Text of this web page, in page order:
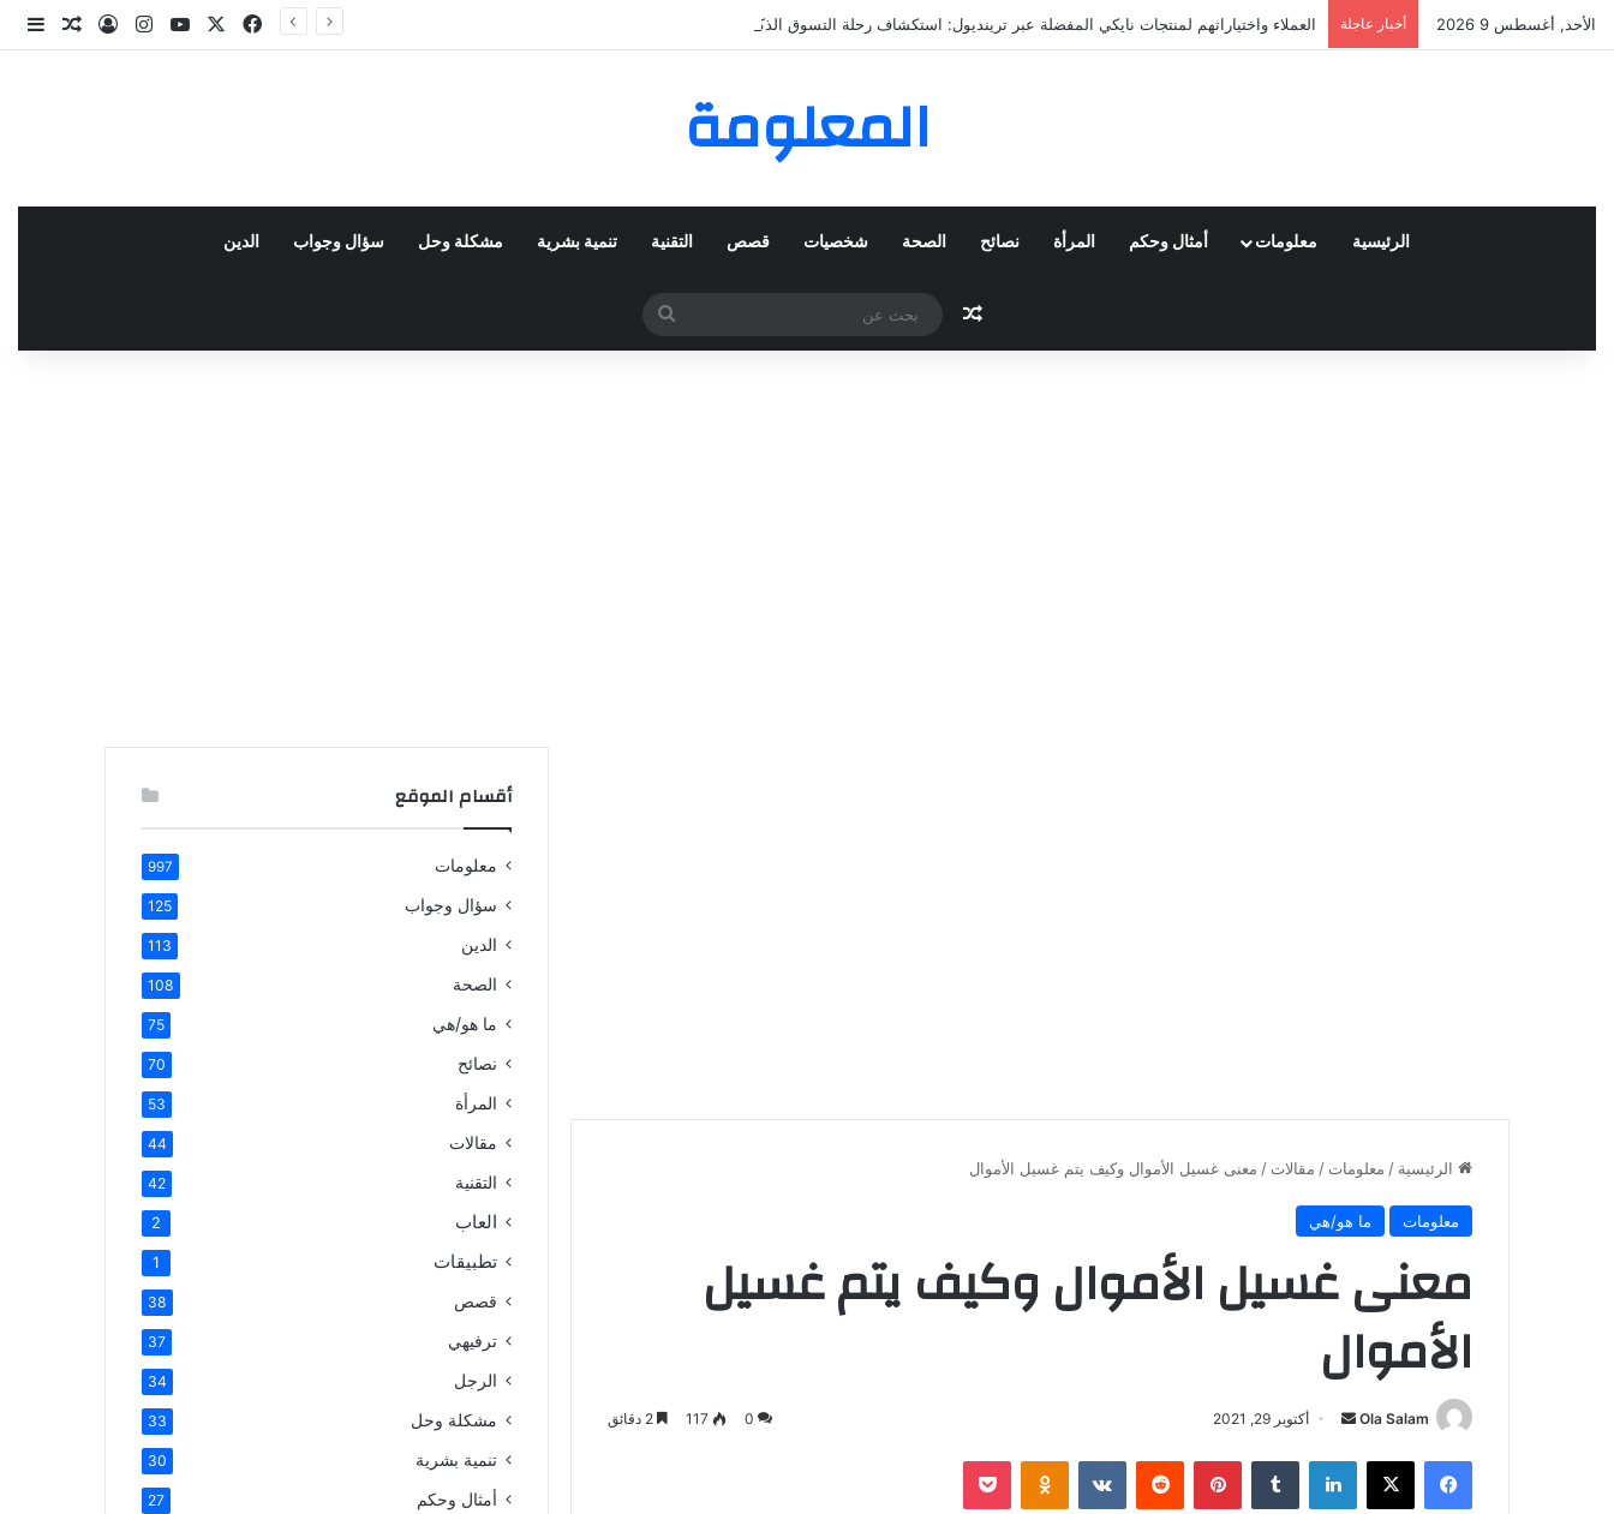
الأحد, أغسطس 9 2026 أخبار عاجلة العملاء واختياراتهم لمنتجات نايكي المفضلة عبر ترينديول: استكشاف رحلة التسوق الذكي. فيسبوك يوتيوبانستقرام
تسجيلمقال
المعلومة
الرئيسية معلومات أمثال وحكم المرأة نصائح الصحة شخصيات قصص التقنية تنمية بشرية مشكلة وحل سؤال وجواب الدين
مقال عشوائي
بحث
عن
الرئيسية / معلومات / مقالات / معنى غسيل الأموال وكيف يتم غسيل الأموال
معلومات ما هو/هي
معنى غسيل الأموال وكيف يتم غسيل
الأموال
Ola Salam
أرسل
إلكترونيا
أكتوبر 29, 2021 0
117
فيسبوك X لينكدإن بينتيريست Odnoklassniki
بوكيت
أقسام الموقع
معلومات 997
سؤال وجواب 125
الدين 113
الصحة 108
ما هو/هي 75
نصائح 70
المرأة 53
مقالات 44
التقنية 42
العاب 2
تطبيقات 1
قصص 38
ترفيهي 37
الرجل 34
مشكلة وحل 33
تنمية بشرية 30
أمثال وحكم 27